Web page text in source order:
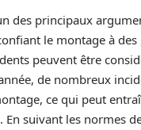
des principaux
le montage à
peuvent être
de nombreux
ce qui peut
En suivant les normes